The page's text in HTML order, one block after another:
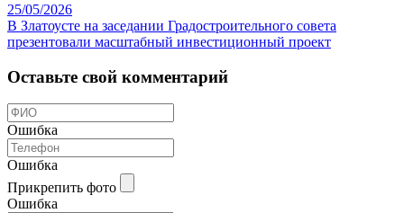
25/05/2026
В Златоусте на заседании Градостроительного совета
презентовали масштабный инвестиционный проект
Оставьте свой комментарий
Ошибка
Ошибка
Прикрепить фото
Ошибка